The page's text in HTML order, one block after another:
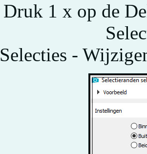
Druk 1 x op de
Selecties -